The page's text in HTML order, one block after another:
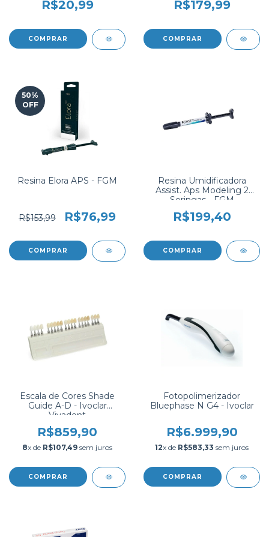
R$20,99
COMPRAR
R$179,99
COMPRAR
50%
OFF
Resina Elora APS - FGM
R$153,99 R$76,99
COMPRAR
Resina Umidificadora
Assist. Aps Modeling 2
Seringas - FGM
R$199,40
Escala de Cores Shade
Guide A-D - Ivoclar
Vivadent
R$859,90
8x de R$107,49 sem juros
Fotopolimerizador
Bluephase N G4 - Ivoclar
R$6.999,90
12x de R$583,33 sem juros